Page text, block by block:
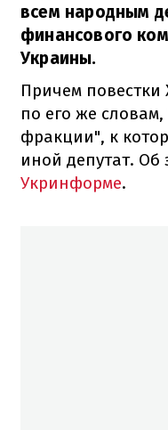
всем народным
финансового
Украины.
Причем
по его же
фракции", к
иной депутат. Об
Укринформе.